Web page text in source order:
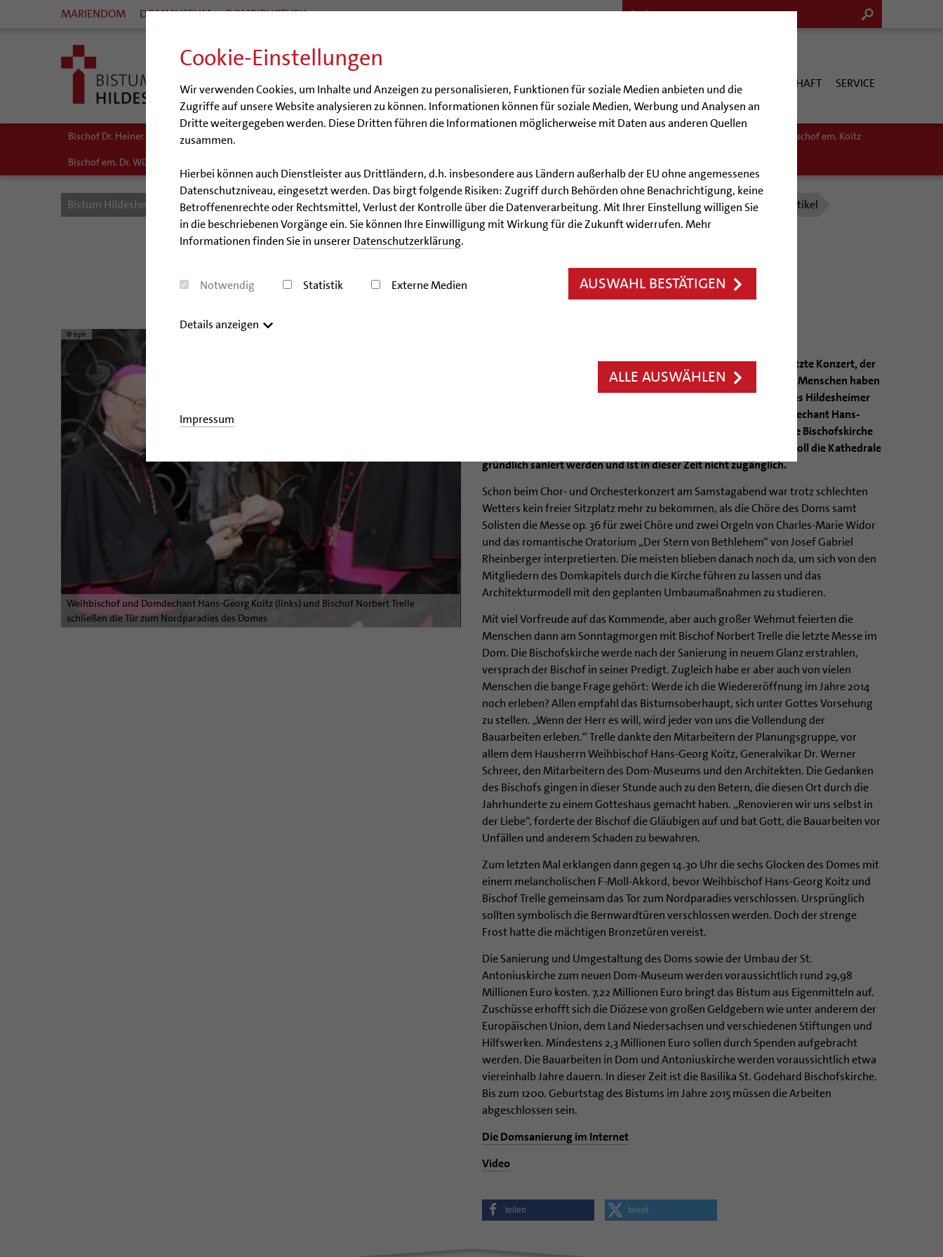
Cookie-Einstellungen
Wir verwenden Cookies, um Inhalte und Anzeigen zu personalisieren, Funktionen für soziale Medien anbieten und die
Zugriffe auf unsere Website analysieren zu können. Informationen können für soziale Medien, Werbung und Analysen an
Dritte weitergegeben werden. Diese Dritten führen die Informationen möglicherweise mit Daten aus anderen Quellen
zusammen.
Hierbei können auch Dienstleister aus Drittländern, d.h. insbesondere aus Ländern außerhalb der EU ohne angemessenes
Datenschutzniveau, eingesetzt werden. Das birgt folgende Risiken: Zugriff durch Behörden ohne Benachrichtigung, keine
Betroffenenrechte oder Rechtsmittel, Verlust der Kontrolle über die Datenverarbeitung. Mit Ihrer Einstellung willigen Sie
in die beschriebenen Vorgänge ein. Sie können Ihre Einwilligung mit Wirkung für die Zukunft widerrufen. Mehr
Informationen finden Sie in unsererDatenschutzerklärung.
Notwendig Statistik Externe Medien AUSWAHL BESTÄTIGEN
Details anzeigen
ALLE AUSWÄHLEN
Impressum
MARIENDOM DOMMUSEUM DOMBIBLIOTHEK
BISTUM BERATUNG & HILFE BILDUNG & KULTUR KIRCHE & GESELLSCHAFT SERVICE
Bischof Dr. Heiner Wilmer SCJ Weihbischof Dr. Martin Marahrens Weihbischof em. Koitz
Bischof em. Dr. Wüstenberg
Bistum Hildesheim Bistum Bischöfe Bischof em. Norbert Trelle 75. Geburtstag von Bischof Norbert Trelle Ereignisse im Rückblick Artikel
Glocken, Gebete und Gesang
Hildesheimer Dom wurde am Sonntag mit großem Programm geschlossen
© bph
Weihbischof und Domdechant Hans-Georg Koitz (links) und Bischof Norbert Trelle
schließen die Tür zum Nordparadies des Domes
Hildesheim (bph) Es war ein Wochenende der letzten Male: Das letzte Konzert, der
letzte Gottesdienst, ein letztes Glockenläuten. Jeweils rund 1.000 Menschen haben
am Samstag und Sonntag das große Programm zur Schließung des Hildesheimer
Doms miterlebt und wurden Zeugen, wie Weihbischof und Domdechant Hans-
Georg Koitz und Bischof Norbert Trelle am Sonntagnachmittag die Bischofskirche
symbolisch verschlossen. In den kommenden viereinhalb Jahren soll die Kathedrale
gründlich saniert werden und ist in dieser Zeit nicht zugänglich.
Schon beim Chor- und Orchesterkonzert am Samstagabend war trotz schlechten
Wetters kein freier Sitzplatz mehr zu bekommen, als die Chöre des Doms samt
Solisten die Messe op. 36 für zwei Chöre und zwei Orgeln von Charles-Marie Widor
und das romantische Oratorium „Der Stern von Bethlehem“ von Josef Gabriel
Rheinberger interpretierten. Die meisten blieben danach noch da, um sich von den
Mitgliedern des Domkapitels durch die Kirche führen zu lassen und das
Architekturmodell mit den geplanten Umbaumaßnahmen zu studieren.
Mit viel Vorfreude auf das Kommende, aber auch großer Wehmut feierten die
Menschen dann am Sonntagmorgen mit Bischof Norbert Trelle die letzte Messe im
Dom. Die Bischofskirche werde nach der Sanierung in neuem Glanz erstrahlen,
versprach der Bischof in seiner Predigt. Zugleich habe er aber auch von vielen
Menschen die bange Frage gehört: Werde ich die Wiedereröffnung im Jahre 2014
noch erleben? Allen empfahl das Bistumsoberhaupt, sich unter Gottes Vorsehung
zu stellen. „Wenn der Herr es will, wird jeder von uns die Vollendung der
Bauarbeiten erleben.“ Trelle dankte den Mitarbeitern der Planungsgruppe, vor
allem dem Hausherrn Weihbischof Hans-Georg Koitz, Generalvikar Dr. Werner
Schreer, den Mitarbeitern des Dom-Museums und den Architekten. Die Gedanken
des Bischofs gingen in dieser Stunde auch zu den Betern, die diesen Ort durch die
Jahrhunderte zu einem Gotteshaus gemacht haben. „Renovieren wir uns selbst in
der Liebe“, forderte der Bischof die Gläubigen auf und bat Gott, die Bauarbeiten vor
Unfällen und anderem Schaden zu bewahren.
Zum letzten Mal erklangen dann gegen 14.30 Uhr die sechs Glocken des Domes mit
einem melancholischen F-Moll-Akkord, bevor Weihbischof Hans-Georg Koitz und
Bischof Trelle gemeinsam das Tor zum Nordparadies verschlossen. Ursprünglich
sollten symbolisch die Bernwardtüren verschlossen werden. Doch der strenge
Frost hatte die mächtigen Bronzetüren vereist.
Die Sanierung und Umgestaltung des Doms sowie der Umbau der St.
Antoniuskirche zum neuen Dom-Museum werden voraussichtlich rund 29,98
Millionen Euro kosten. 7,22 Millionen Euro bringt das Bistum aus Eigenmitteln auf.
Zuschüsse erhofft sich die Diözese von großen Geldgebern wie unter anderem der
Europäischen Union, dem Land Niedersachsen und verschiedenen Stiftungen und
Hilfswerken. Mindestens 2,3 Millionen Euro sollen durch Spenden aufgebracht
werden. Die Bauarbeiten in Dom und Antoniuskirche werden voraussichtlich etwa
viereinhalb Jahre dauern. In dieser Zeit ist die Basilika St. Godehard Bischofskirche.
Bis zum 1200. Geburtstag des Bistums im Jahre 2015 müssen die Arbeiten
abgeschlossen sein.
Die Domsanierung im Internet
Video
teilen tweet